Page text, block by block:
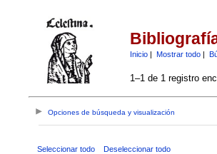
Inicio| Mostrar todo|
1–1 de 1 registro
Opciones de búsqueda y visualización
Seleccionar todo Deseleccionar todo